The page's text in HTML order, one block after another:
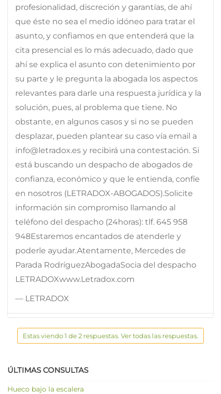
profesionalidad, discreción y garantías, de ahí
que éste no sea el medio idóneo para tratar el
asunto, y confiamos en que entenderá que la
cita presencial es lo más adecuado, dado que
ahí se explica el asunto con detenimiento por
su parte y le pregunta la abogada los aspectos
relevantes para darle una respuesta jurídica y la
solución, pues, al problema que tiene. No
obstante, en algunos casos y si no se pueden
desplazar, pueden plantear su caso vía email a
info@letradox.es y recibirá una contestación. Si
está buscando un despacho de abogados de
confianza, económico y que le entienda, confíe
en nosotros (LETRADOX-ABOGADOS).Solicite
información sin compromiso llamando al
teléfono del despacho (24horas): tlf. 645 958
948Estaremos encantados de atenderle y
poderle ayudar.Atentamente, Mercedes de
Parada RodríguezAbogadaSocia del despacho
LETRADOXwww.Letradox.com
— LETRADOX
Estas viendo 1 de 2 respuestas. Ver todas las respuestas.
ÚLTIMAS CONSULTAS
Hueco bajo la escalera